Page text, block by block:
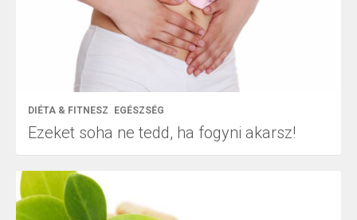
DIÉTA & FITNESZ EGÉSZSÉG
Ezeket soha ne tedd, ha fogyni akarsz!